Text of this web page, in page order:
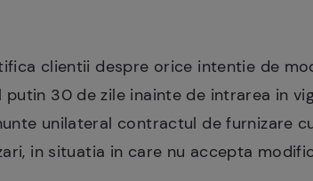
clientii despre orice intentie de
30 de zile inainte de intrarea in
unilateral contractul de furnizare
in situatia in care nu accepta